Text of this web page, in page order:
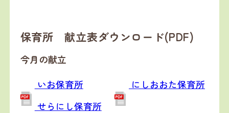
保育所 献立表ダウンロード(PDF)
今月の献立
いお保育所
にしおおた保育所
せらにし保育所